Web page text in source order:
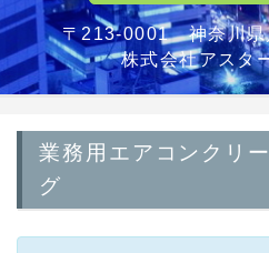
〒213-0001 神奈川県
株式会社アス
業務用エアコンクリ
グ